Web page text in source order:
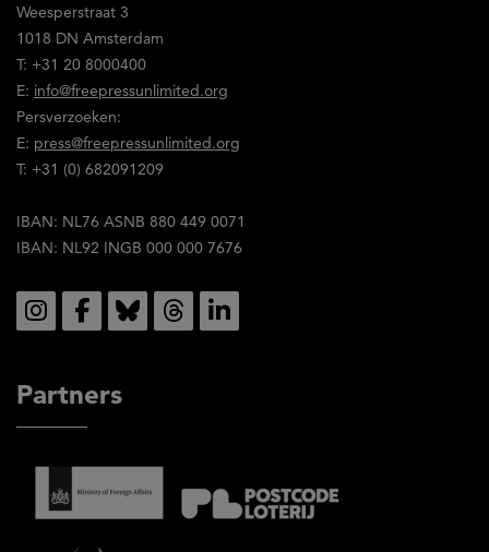
Weesperstraat 3
1018 DN Amsterdam
T: +31 20 8000400
E: info@freepressunlimited.org
Persverzoeken:
E: press@freepressunlimited.org
T: +31 (0) 682091209
IBAN: NL76 ASNB 880 449 0071
IBAN: NL92 INGB 000 000 7676
Social
Partners
stem
in
met
de
inhoud
ervan.